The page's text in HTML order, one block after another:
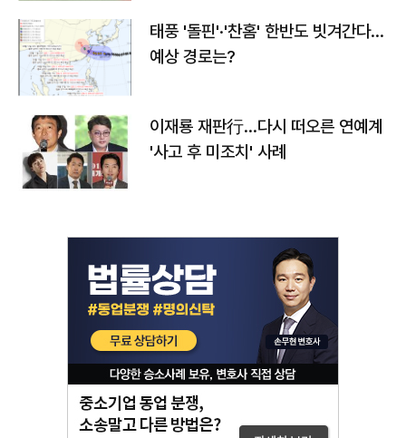
태풍 '돌핀'·'찬홈' 한반도 빗겨간다…
예상 경로는?
이재룡 재판行…다시 떠오른 연예계
'사고 후 미조치' 사례